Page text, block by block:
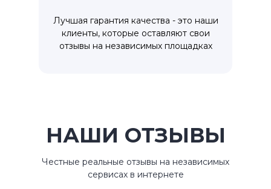
Лучшая гарантия качества - это наши
клиенты, которые оставляют свои
отзывы на независимых площадках
НАШИ ОТЗЫВЫ
Честные реальные отзывы на независимых
сервисах в интернете